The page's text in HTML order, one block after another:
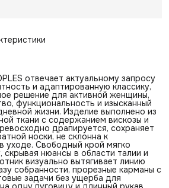
отвечает актуальному запросу
и адаптированную классику,
решение для активной женщины,
функциональность и изысканный
жизни. Изделие выполнено из
ткани с содержанием вискозы и
драпируется, сохраняет
носки, не склонна к
уходе. Свободный крой мягко
скрывая нюансы в области талии и
визуально вытягивает линию
собранности, прорезные карманы с
задачи без ущерба для